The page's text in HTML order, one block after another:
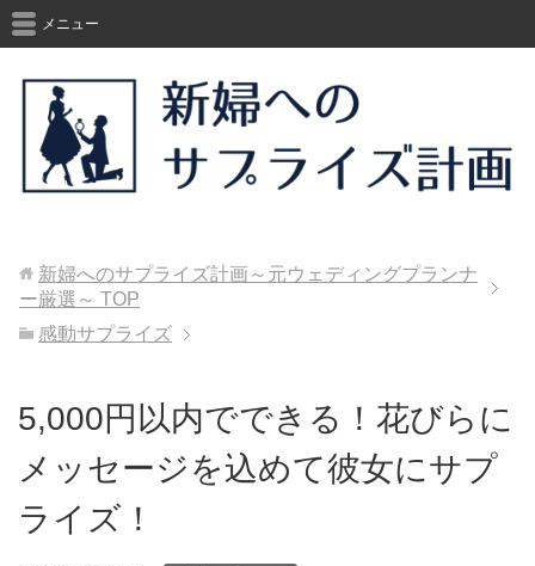
メニュー
新婦へのサプライズ計画～元ウェディングプランナ
ー厳選～ TOP
感動サプライズ
5,000円以内でできる！花びらに
メッセージを込めて彼女にサプ
ライズ！